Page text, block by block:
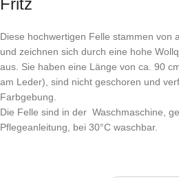
Diese hochwertigen Felle stammen von
und zeichnen sich durch eine hohe
aus. Sie haben eine Länge von ca. 90
am Leder), sind nicht geschoren und
Farbgebung.
Die Felle sind in der Waschmaschine,
Pflegeanleitung, bei 30°C waschbar.